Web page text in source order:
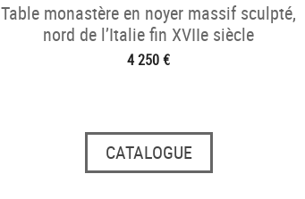
Table monastère en noyer massif sculpté,
nord de l’Italie fin XVIIe siècle
4 250 €
CATALOGUE